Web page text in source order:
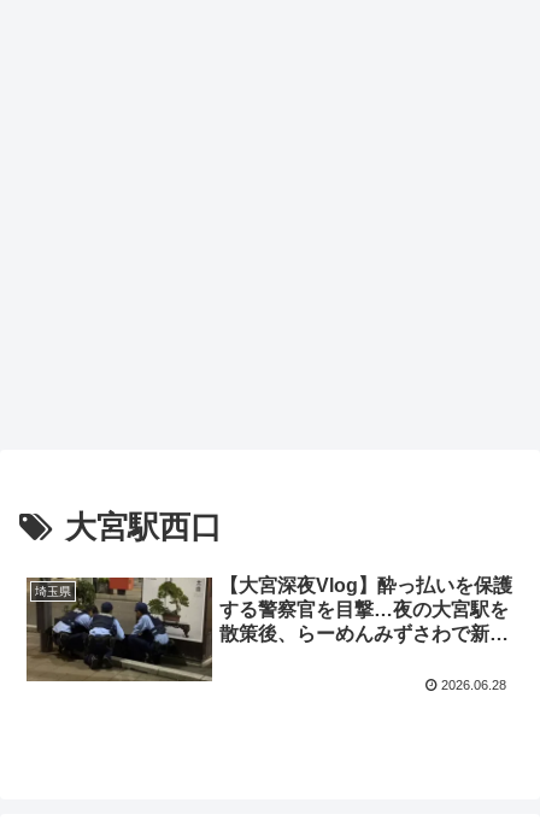
大宮駅西口
埼玉県
【大宮深夜Vlog】酔っ払いを保護
する警察官を目撃…夜の大宮駅を
散策後、らーめんみずさわで新潟
2026.06.28